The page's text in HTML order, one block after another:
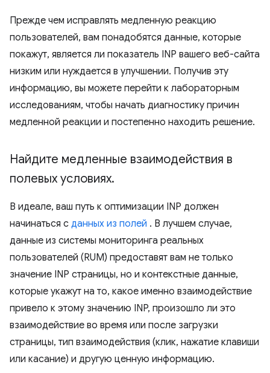
Прежде чем исправлять медленную реакцию
пользователей, вам понадобятся данные, которые
покажут, является ли показатель INP вашего веб-сайта
низким или нуждается в улучшении. Получив эту
информацию, вы можете перейти к лабораторным
исследованиям, чтобы начать диагностику причин
медленной реакции и постепенно находить решение.
Найдите медленные взаимодействия в
полевых условиях.
В идеале, ваш путь к оптимизации INP должен
начинаться с данных из полей . В лучшем случае,
данные из системы мониторинга реальных
пользователей (RUM) предоставят вам не только
значение INP страницы, но и контекстные данные,
которые укажут на то, какое именно взаимодействие
привело к этому значению INP, произошло ли это
взаимодействие во время или после загрузки
страницы, тип взаимодействия (клик, нажатие клавиши
или касание) и другую ценную информацию.